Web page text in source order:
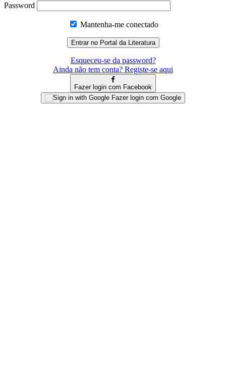
Password
Mantenha-me conectado
Esqueceu-se da password?
Ainda não tem conta? Registe-se aqui
Fazer login com Facebook
Fazer login com Google